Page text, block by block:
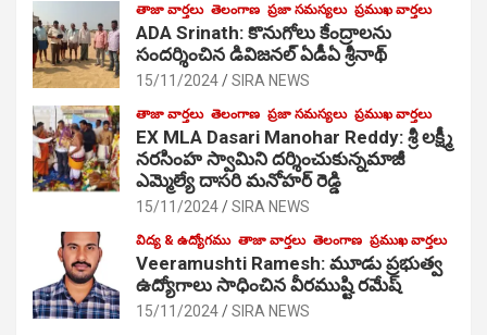
తాజా వార్తలు తెలంగాణ ప్రజా సమస్యలు ప్రముఖ వార్తలు
ADA Srinath: కొనుగోలు కేంద్రాల‌ను
సంద‌ర్శించిన డివిజనల్ ఏడీఏ శ్రీనాథ్
15/11/2024 SIRA NEWS
తాజా వార్తలు తెలంగాణ ప్రజా సమస్యలు ప్రముఖ వార్తలు
EX MLA Dasari Manohar Reddy: శ్రీ లక్ష్మీ
నరసింహ స్వామిని దర్శించుకున్నమాజీ
ఎమ్మెల్యే దాసరి మనోహర్ రెడ్డి
15/11/2024 SIRA NEWS
విద్య & ఉద్యోగము తాజా వార్తలు తెలంగాణ ప్రముఖ వార్తలు
Veeramushti Ramesh: మూడు ప్రభుత్వ
ఉద్యోగాలు సాధించిన వీరముష్టి రమేష్
15/11/2024 SIRA NEWS